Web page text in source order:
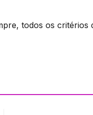
todos os critérios